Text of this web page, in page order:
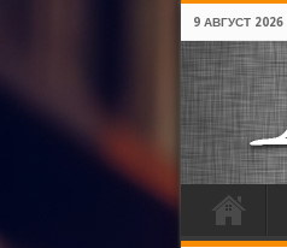
9 АВГУСТ 2026